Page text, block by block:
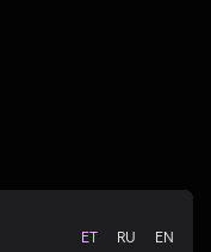
ET RU EN